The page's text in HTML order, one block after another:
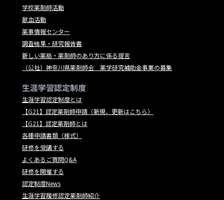
学校薬剤師活動
献血活動
薬事情報センター
調査結果・研究報告書
新しい薬局・薬剤師のあり方に係る提言
（公社）神奈川県薬剤師会 薬学研究補助金事業の募集
生涯学習認定制度
生涯学習認定制度とは
【G21】認定薬剤師申請（新規、更新はこちら）
【G21】認定薬剤師とは
各種申請書類（様式）
研修を受講する
よくあるご質問Q&A
研修を開催する
認定制度News
生涯学習履修認定薬剤師紹介